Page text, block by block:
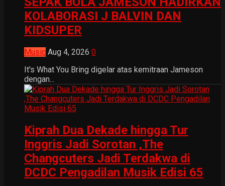
KOLABORASI J BALVIN DAN
KIDSUPER
Music Aug 4, 2026 0
It's What You Bring digelar atas kemitraan Jameson
dengan...
Kiprah Dua Dekade hingga Tur
Inggris Jadi Sorotan ,The
Changcuters Jadi Terdakwa di
DCDC Pengadilan Musik Edisi 65